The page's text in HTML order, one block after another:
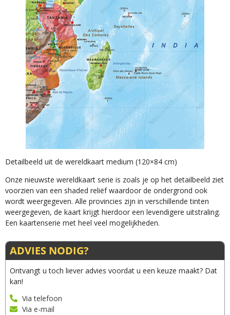
Detailbeeld uit de wereldkaart medium (120×84 cm)
Onze nieuwste wereldkaart serie is zoals je op het detailbeeld ziet
voorzien van een shaded reliëf waardoor de ondergrond ook
wordt weergegeven. Alle provincies zijn in verschillende tinten
weergegeven, de kaart krijgt hierdoor een levendigere uitstraling.
Een kaartenserie met heel veel mogelijkheden.
ADVIES NODIG?
Ontvangt u toch liever advies voordat u een keuze maakt? Dat
kan!
Via telefoon
Via e-mail